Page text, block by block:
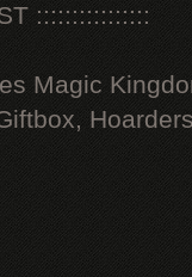
::::::::::::::::
Magic